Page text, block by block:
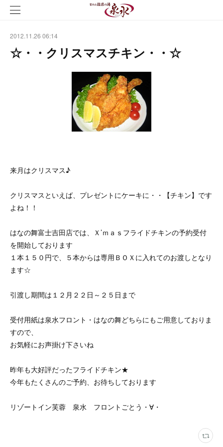
2012.11.26 06:14
☆・・クリスマスチキン・・☆
来月はクリスマス♪
クリスマスといえば、プレゼントにケーキに・・【チキン】です
よね！！
はなの舞富士吉田店では、Ｘ’ｍａｓフライドチキンの予約受付
を開始しております
１本１５０円で、５本からは専用ＢＯＸに入れてのお渡しとなり
ます☆
引渡し期間は１２月２２日～２５日まで
受付用紙は泉水フロント・はなの舞どちらにもご用意しておりま
すので、
お気軽にお声掛け下さいね
昨年も大好評だったフライドチキン★
今年もたくさんのご予約、お待ちしております
リゾートイン芙蓉 泉水 フロントごとう・∀・